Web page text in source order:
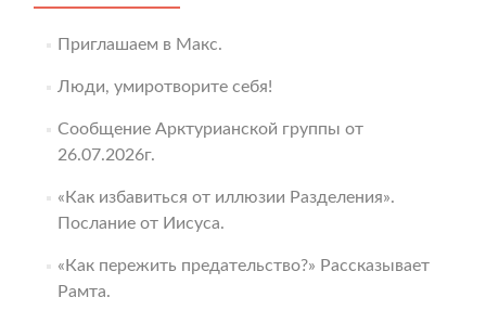
Приглашаем в Макс.
Люди, умиротворите себя!
Сообщение Арктурианской группы от
26.07.2026г.
«Как избавиться от иллюзии Разделения».
Послание от Иисуса.
«Как пережить предательство?» Рассказывает
Рамта.